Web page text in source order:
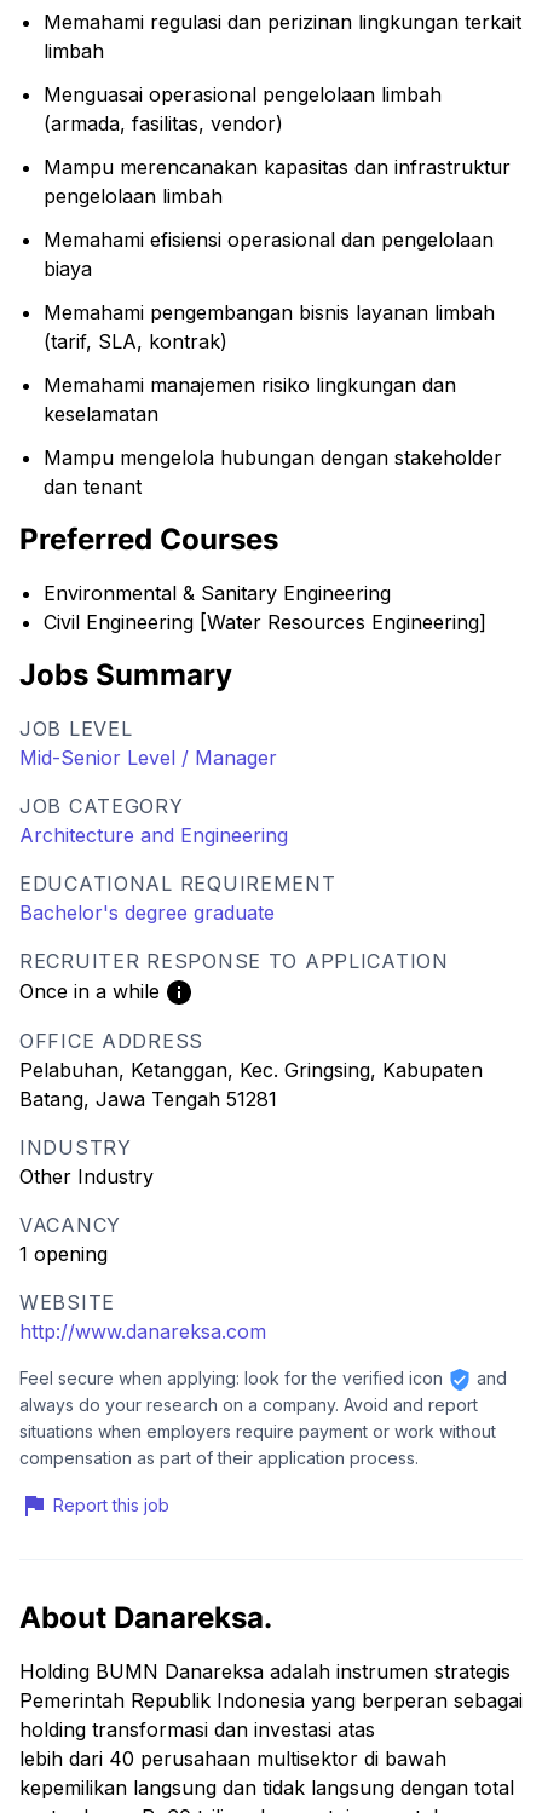
Memahami regulasi dan perizinan lingkungan terkait
limbah
Menguasai operasional pengelolaan limbah
(armada, fasilitas, vendor)
Mampu merencanakan kapasitas dan infrastruktur
pengelolaan limbah
Memahami efisiensi operasional dan pengelolaan
biaya
Memahami pengembangan bisnis layanan limbah
(tarif, SLA, kontrak)
Memahami manajemen risiko lingkungan dan
keselamatan
Mampu mengelola hubungan dengan stakeholder
dan tenant
Preferred Courses
Environmental & Sanitary Engineering
Civil Engineering [Water Resources Engineering]
Jobs Summary
JOB LEVEL
Mid-Senior Level / Manager
JOB CATEGORY
Architecture and Engineering
EDUCATIONAL REQUIREMENT
Bachelor's degree graduate
RECRUITER RESPONSE TO APPLICATION
Once in a while
OFFICE ADDRESS
Pelabuhan, Ketanggan, Kec. Gringsing, Kabupaten
Batang, Jawa Tengah 51281
INDUSTRY
Other Industry
VACANCY
1 opening
WEBSITE
http://www.danareksa.com
Feel secure when applying: look for the verified icon
and
always do your research on a company. Avoid and report
situations when employers require payment or work without
compensation as part of their application process.
Report this job
About Danareksa.
Holding BUMN Danareksa adalah instrumen strategis
Pemerintah Republik Indonesia yang berperan sebagai
holding transformasi dan investasi atas
lebih dari 40 perusahaan multisektor di bawah
kepemilikan langsung dan tidak langsung dengan total